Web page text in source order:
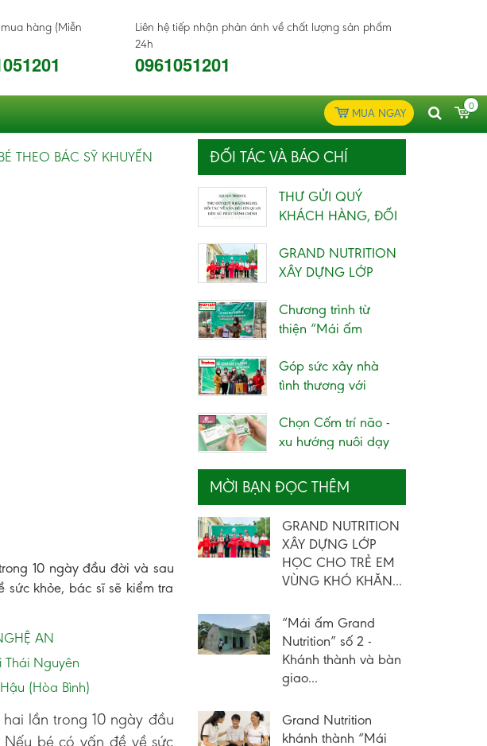
hàng (Miễn
Liên hệ tiếp nhận phản ánh về chất lượng sản phẩm
24h
0961051201
0
MUA NGAY
THEO BÁC SỸ KHUYẾN
10 ngày đầu đời và sau
khỏe, bác sĩ sẽ kiểm tra
AN
Nguyên
(Hòa Bình)
lần trong 10 ngày đầu
bé có vấn đề về sức
ĐỐI TÁC VÀ BÁO CHÍ
THƯ GỬI QUÝ
KHÁCH HÀNG, ĐỐI
LIÊN QUAN...
GRAND NUTRITION
XÂY DỰNG LỚP
VÙNG KHÓ
KHĂN...
Chương trình từ
thiện “Mái ấm
Góp sức xây nhà
tình thương với
Chọn Cốm trí não -
xu hướng nuôi dạy
MỜI BẠN ĐỌC THÊM
GRAND NUTRITION
XÂY DỰNG LỚP
HỌC CHO TRẺ EM
VÙNG KHÓ KHĂN...
“Mái ấm Grand
Nutrition” số 2 -
Khánh thành và bàn
giao...
Grand Nutrition
khánh thành “Mái